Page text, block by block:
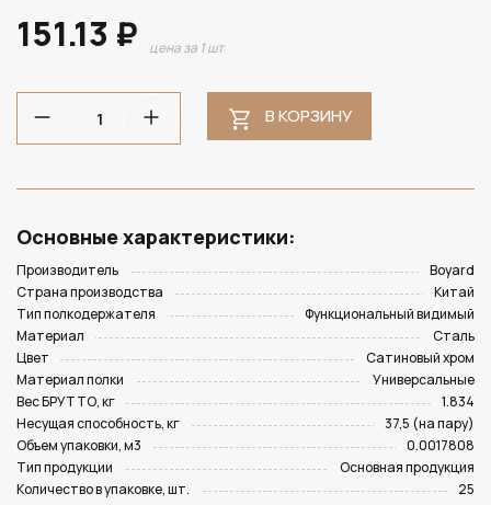
151.13 ₽ цена за 1 шт
В КОРЗИНУ
Основные характеристики:
Производитель
Boyard
Страна производства
Китай
Тип полкодержателя
Функциональный видимый
Материал
Сталь
Цвет
Сатиновый хром
Материал полки
Универсальные
Вес БРУТТО, кг
1.834
Несущая способность, кг
37,5 (на пару)
Объем упаковки, м3
0.0017808
Тип продукции
Основная продукция
Количество в упаковке, шт.
25